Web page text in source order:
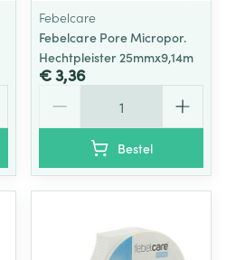
Febelcare
Febelcare Pore Micropor.
Hechtpleister 25mmx9,14m
€ 3,36
Bestel